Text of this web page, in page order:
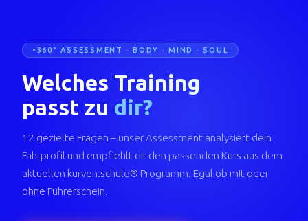
360° ASSESSMENT · BODY · MIND · SOUL
Welches Training
passt zu dir?
12 gezielte Fragen – unser Assessment analysiert dein
Fahrprofil und empfiehlt dir den passenden Kurs aus dem
aktuellen kurven.schule® Programm. Egal ob mit oder
ohne Führerschein.